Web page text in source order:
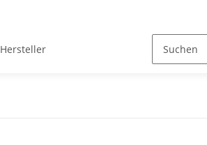
Hersteller